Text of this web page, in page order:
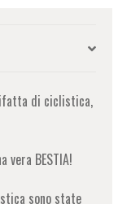
di ciclistica,
vera BESTIA!
sono state